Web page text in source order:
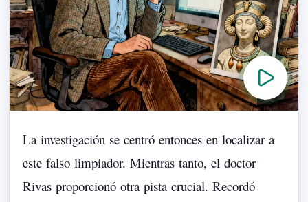
La investigación se centró entonces en localizar a
este falso limpiador. Mientras tanto, el doctor
Rivas proporcionó otra pista crucial. Recordó